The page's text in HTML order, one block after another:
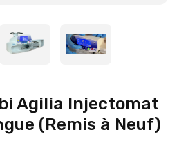
Agilia Injectomat
(Remis à Neuf)